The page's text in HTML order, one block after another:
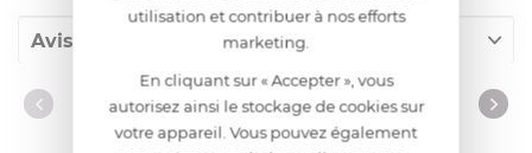
Avis client
Nos clients ont aussi acheté
AVIS CLIENT
utilisation et contribuer à nos efforts
marketing.
En cliquant sur « Accepter », vous
autorisez ainsi le stockage de cookies sur
votre appareil. Vous pouvez également